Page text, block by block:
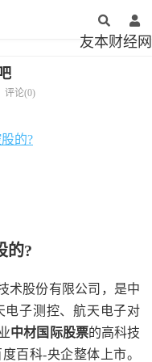
友本财经网
评论(0)
的?
的?
术股份有限公司，是中
电子测控、航天电子对
中材国际股票的高科技
百科-央企整体上市。